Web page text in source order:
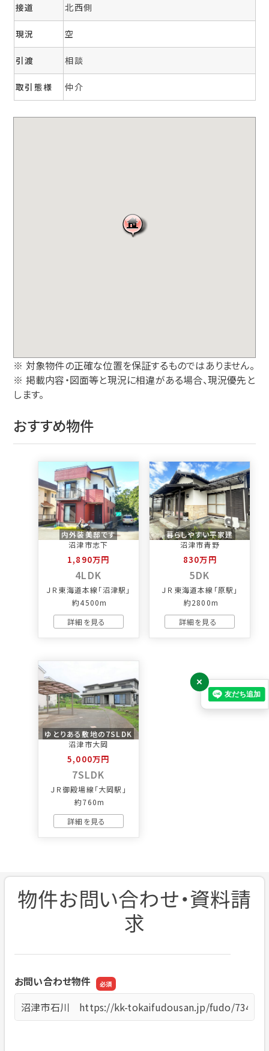
接道 北西側
現況 空
引渡 相談
取引態様 仲介
※ 対象物件の正確な位置を保証するものではありません。
※ 掲載内容・図面等と現況に相違がある場合、現況優先と
します。
おすすめ物件
内外装美邸です
沼津市志下
1,890万円
4LDK
ＪＲ東海道本線「沼津駅」
約4500m
暮らしやすい平家建
沼津市青野
830万円
5DK
ＪＲ東海道本線「原駅」
約2800m
ゆとりある敷地の7SLDK
沼津市大岡
5,000万円
7SLDK
ＪＲ御殿場線「大岡駅」
約760m
物件お問い合わせ・資料請
求
お問い合わせ物件
お問い合わせ物件
×